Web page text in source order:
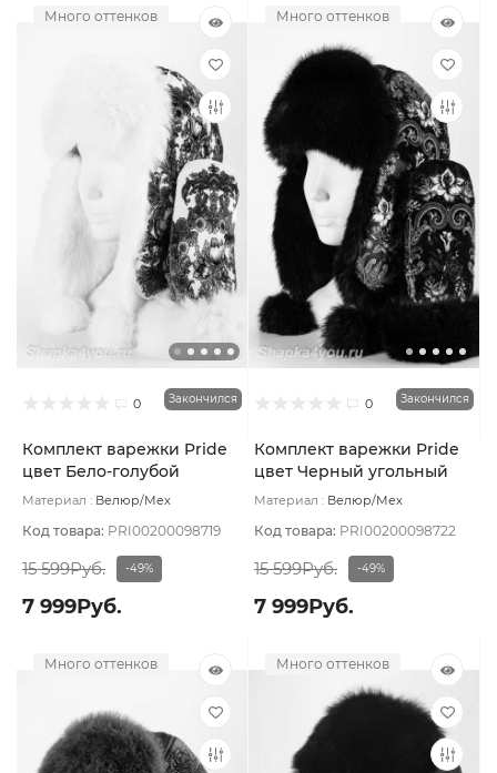
Много оттенков
0 Закончился
Комплект варежки Pride
цвет Бело-голубой
размер UNI
Материал : Велюр/Мех
Код товара: PRI00200098719
15 599Руб. -49%
7 999Руб.
Много оттенков
0 Закончился
Комплект варежки Pride
цвет Черный угольный
размер UNI
Материал : Велюр/Мех
Код товара: PRI00200098722
15 599Руб. -49%
7 999Руб.
Много оттенков Много оттенков